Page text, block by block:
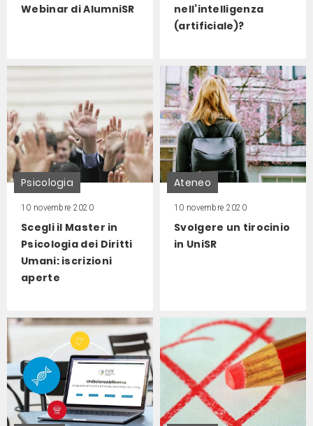
Webinar di AlumniSR
nell’intelligenza
(artificiale)?
Psicologia
10 novembre 2020
Scegli il Master in
Psicologia dei Diritti
Umani: iscrizioni
aperte
Ateneo
10 novembre 2020
Svolgere un tirocinio
in UniSR